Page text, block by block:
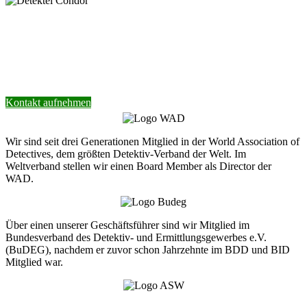
Kontakt aufnehmen
Wir sind seit drei Generationen Mitglied in der World Association of
Detectives, dem größten Detektiv-Verband der Welt. Im
Weltverband stellen wir einen Board Member als Director der
WAD.
Über einen unserer Geschäftsführer sind wir Mitglied im
Bundesverband des Detektiv- und Ermittlungsgewerbes e.V.
(BuDEG), nachdem er zuvor schon Jahrzehnte im BDD und BID
Mitglied war.